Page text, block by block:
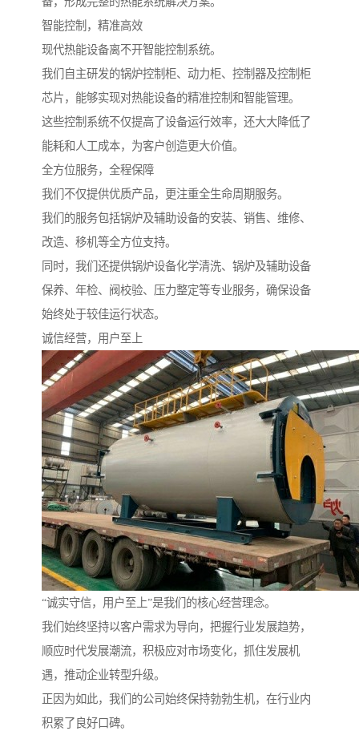
智能控制，精准高效
现代热能设备离不开智能控制系统。
我们自主研发的锅炉控制柜、动力柜、控制器及控制柜
芯片，能够实现对热能设备的精准控制和智能管理。
这些控制系统不仅提高了设备运行效率，还大大降低了
能耗和人工成本，为客户创造更大价值。
全方位服务，全程保障
我们不仅提供优质产品，更注重全生命周期服务。
我们的服务包括锅炉及辅助设备的安装、销售、维修、
改造、移机等全方位支持。
同时，我们还提供锅炉设备化学清洗、锅炉及辅助设备
保养、年检、阀校验、压力整定等专业服务，确保设备
始终处于较佳运行状态。
诚信经营，用户至上
“诚实守信，用户至上”是我们的核心经营理念。
我们始终坚持以客户需求为导向，把握行业发展趋势，
顺应时代发展潮流，积极应对市场变化，抓住发展机
遇，推动企业转型升级。
正因为如此，我们的公司始终保持勃勃生机，在行业内
积累了良好口碑。